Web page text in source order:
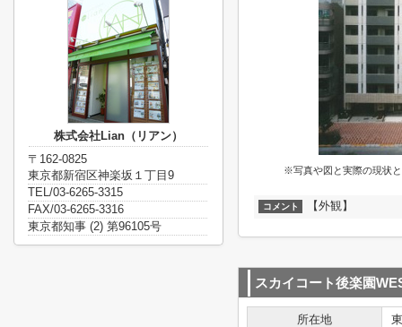
※写真や図と実際の現状
コメント 【外観】
スカイコート後楽園
所在地
株式会社Lian（リアン）
〒162-0825
東京都新宿区神楽坂１丁目9
TEL/03-6265-3315
FAX/03-6265-3316
東京都知事 (2) 第96105号